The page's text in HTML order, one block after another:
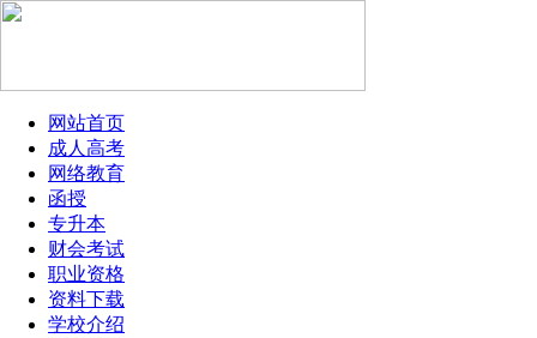
网站首页
成人高考
网络教育
函授
专升本
财会考试
职业资格
资料下载
学校介绍